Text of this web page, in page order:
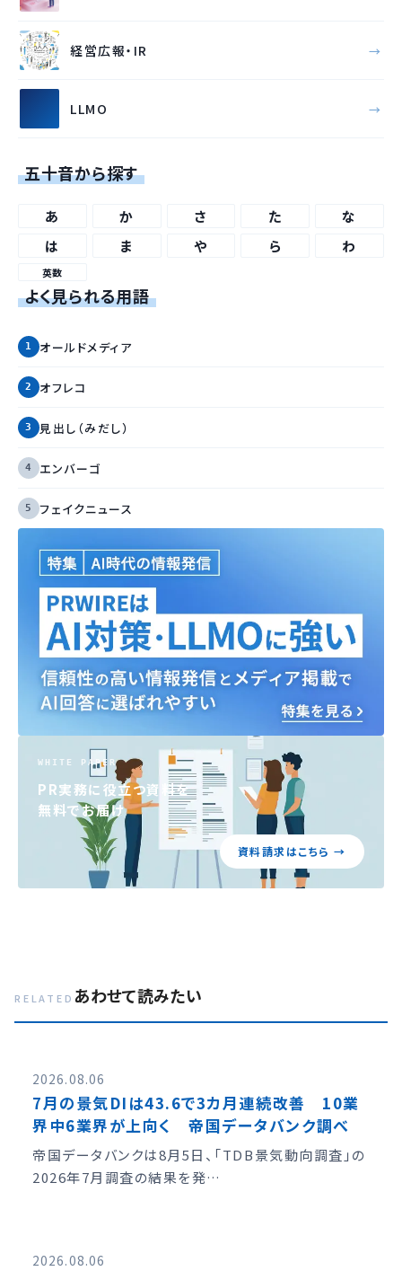
経営広報・IR
LLMO
五十音から探す
あ か さ た
な
は
ま や ら わ
英数
よく見られる用語
オールドメディア
オフレコ
見出し（みだし）
エンバーゴ
フェイクニュース
WHITE PAPER
PR実務に役立つ資料を
無料でお届け
資料請求はこちら →
RELATED あわせて読みたい
2026.08.06
7月の景気DIは43.6で3カ月連続改善 10業
界中6業界が上向く 帝国データバンク調べ
帝国データバンクは8月5日、「TDB景気動向調査」の
2026年7月調査の結果を発…
2026.08.06